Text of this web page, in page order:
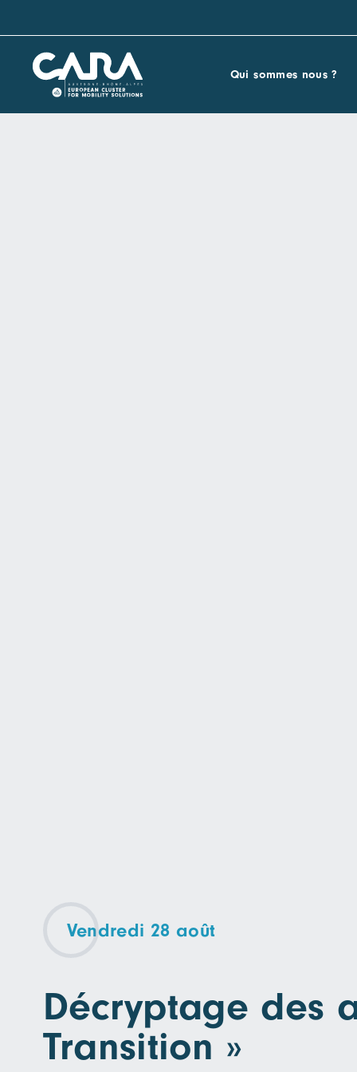
Qui sommes nous ?
Vendredi 28 août
Décryptage des
Transition »